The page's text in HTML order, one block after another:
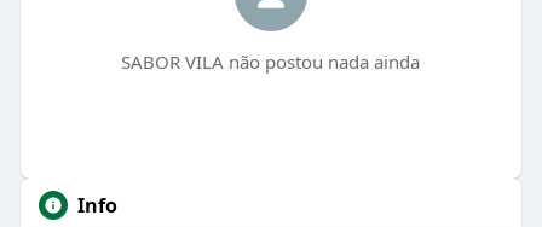
SABOR VILA não postou nada ainda
Info